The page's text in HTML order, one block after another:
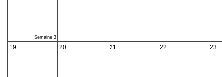
Semaine 3
19 20 21 22 23